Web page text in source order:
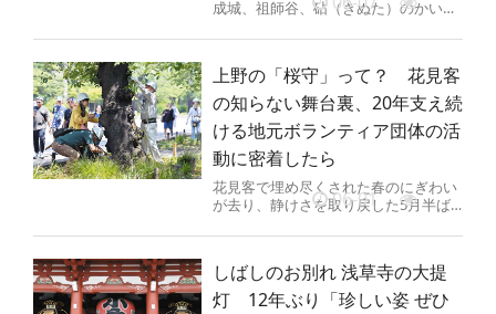
成城、祖師谷、砧（きぬた）のかいわ
の東宝スタジオ（成城1）。国内最...
上野の「桜守」って？ 花見客
の知らない舞台裏、20年支え続
ける地元ボランティア団体の活
動に密着したら
花見客で埋め尽くされた春のにぎわい
が去り、静けさを取り戻した5月半ば
の並木の下を、剪定（せんてい）ば...
06-01
しばしのお別れ 浅草寺の大提
灯 12年ぶり「珍しい姿 ぜひ